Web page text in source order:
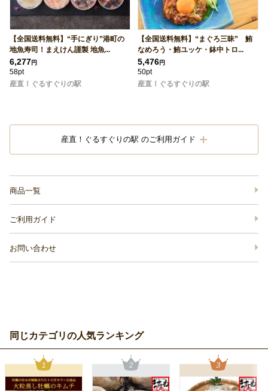
【全国送料無料】“手にぎり”港町の
地魚寿司！まえけん謹製 地魚...
6,277円
58pt
産直！ぐるすぐりの駅
【全国送料無料】“まぐろ三昧” 鮪
なめろう・鮪ユッケ・鉢中トロ...
5,476円
50pt
産直！ぐるすぐりの駅
産直！ぐるすぐりの駅 のご利用ガイド
商品一覧
ご利用ガイド
お問い合わせ
同じカテゴリの人気ランキング